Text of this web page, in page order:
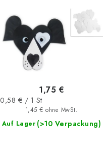
Auf Lager (>10 Verpackung)
1,45 € ohne MwSt.
1,75 €
Verkaufspreis:
0,58 € / 1 St